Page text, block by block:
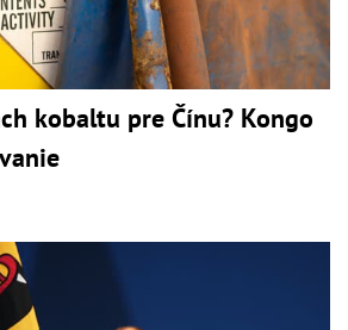
kobaltu pre Čínu? Kongo